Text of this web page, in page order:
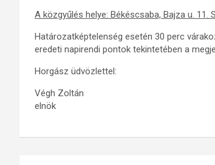
A közgyűlés helye: Békéscsaba, Bajza u. 11.
Határozatképtelenség esetén 30 perc
eredeti napirendi pontok tekintetében a
Horgász üdvözlettel:
Végh Zoltán
elnök